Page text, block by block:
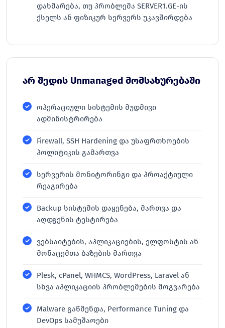
დახმარება, თუ პრობლემა SERVER1.GE-ის
ქსელს ან ფიზიკურ სერვერს უკავშირდება
არ შედის Unmanaged მომსახურებაში
ოპერაციული სისტემის მუდმივი
ადმინისტრირება
Firewall, SSH Hardening და უსაფრთხოების
პოლიტიკის გამართვა
სერვერის მონიტორინგი და პროაქტიული
რეაგირება
Backup სისტემის დაყენება, მართვა და
აღდგენის ტესტირება
ვებსაიტების, აპლიკაციების, ელფოსტის ან
მონაცემთა ბაზების მართვა
Plesk, cPanel, WHMCS, WordPress, Laravel ან
სხვა აპლიკაციის პრობლემების მოგვარება
Malware გაწმენდა, Performance Tuning და
DevOps სამუშაოები